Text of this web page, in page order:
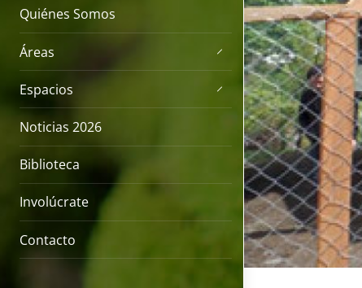
Quiénes Somos
Áreas
Espacios
Noticias 2026
Biblioteca
Involúcrate
Contacto